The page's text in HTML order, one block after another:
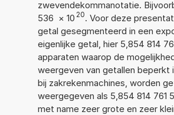
zwevendekommanotatie.
536 × 10 20. Voor deze
getal gesegmenteerd in een
eigenlijke getal, hier 5,854 814
apparaten waarop de
weergeven van getallen beperkt
bij zakrekenmachines, worden
weergegeven als 5,854 814 761
met name zeer grote en zeer